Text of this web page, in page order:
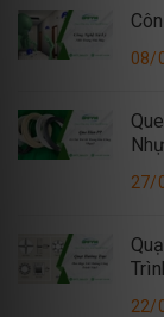
08/
27/
22/